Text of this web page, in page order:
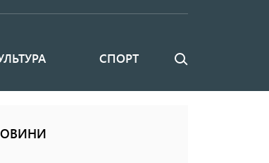
СПОРТ Поиск